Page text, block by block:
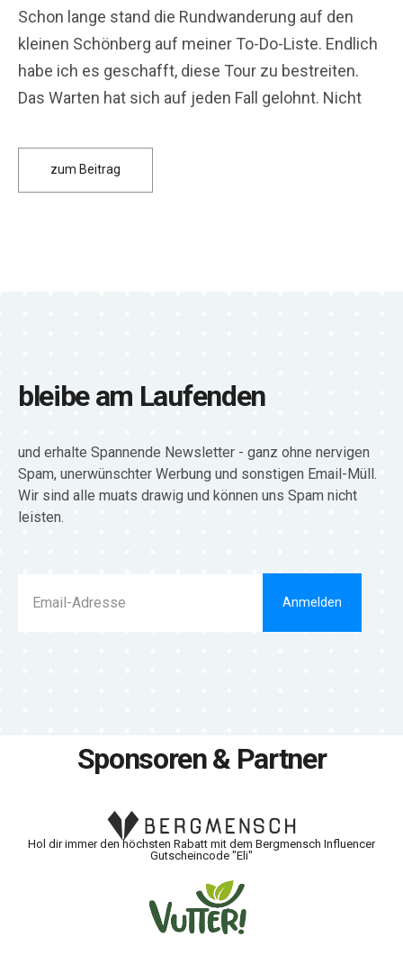
Schon lange stand die Rundwanderung auf den
kleinen Schönberg auf meiner To-Do-Liste. Endlich
habe ich es geschafft, diese Tour zu bestreiten.
Das Warten hat sich auf jeden Fall gelohnt. Nicht
zum Beitrag
bleibe am Laufenden
und erhalte Spannende Newsletter - ganz ohne nervigen
Spam, unerwünschter Werbung und sonstigen Email-Müll.
Wir sind alle muats drawig und können uns Spam nicht
leisten.
Anmelden
Sponsoren & Partner
Hol dir immer den höchsten Rabatt mit dem Bergmensch Influencer
Gutscheincode "Eli"